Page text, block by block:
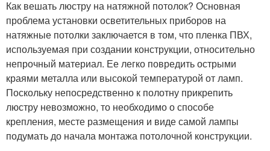
Как вешать люстру на натяжной потолок? Основная
проблема установки осветительных приборов на
натяжные потолки заключается в том, что пленка ПВХ,
используемая при создании конструкции, относительно
непрочный материал. Ее легко повредить острыми
краями металла или высокой температурой от ламп.
Поскольку непосредственно к полотну прикрепить
люстру невозможно, то необходимо о способе
крепления, месте размещения и виде самой лампы
подумать до начала монтажа потолочной конструкции.